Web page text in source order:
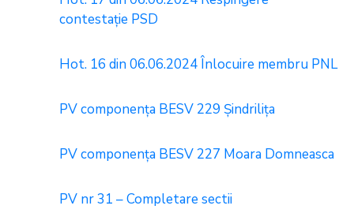
contestație PSD
Hot. 16 din 06.06.2024 Înlocuire membru PNL
PV componența BESV 229 Șindrilița
PV componența BESV 227 Moara Domneasca
PV nr 31 – Completare sectii